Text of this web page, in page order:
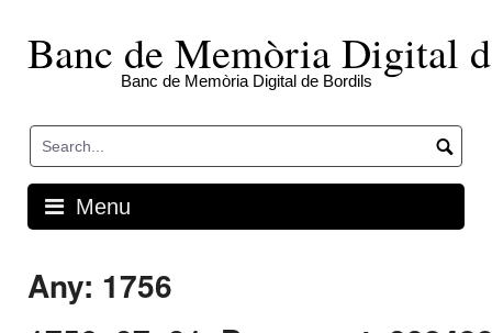
contentBanc de Memòria Digital
Banc de Memòria Digital de Bordils
Menu
Any: 1756